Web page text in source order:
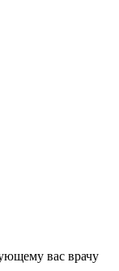
вас врачу